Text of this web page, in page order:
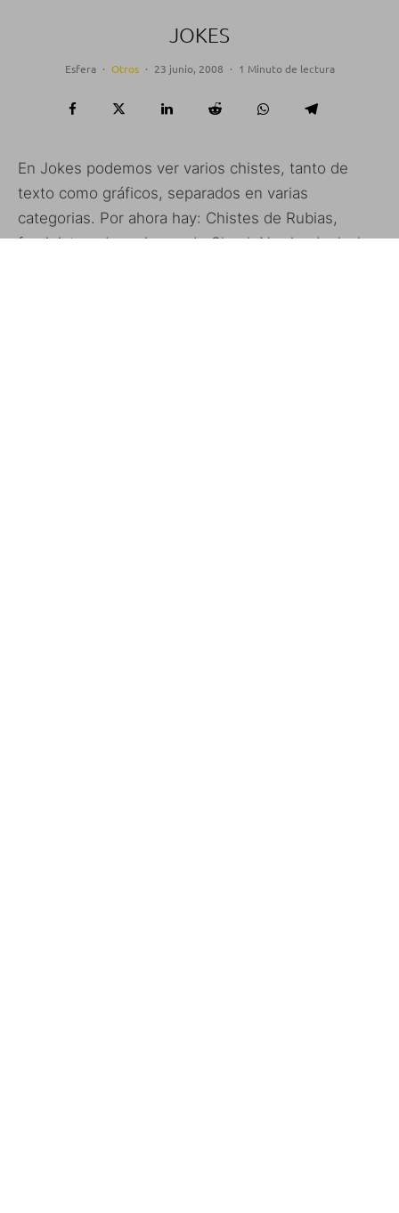
JOKES
Esfera · Otros · 23 junio, 2008 · 1 Minuto de lectura
En Jokes podemos ver varios chistes, tanto de
texto como gráficos, separados en varias
categorias. Por ahora hay: Chistes de Rubias,
feministas, de mujeres, de Chuck Norris, de Jack